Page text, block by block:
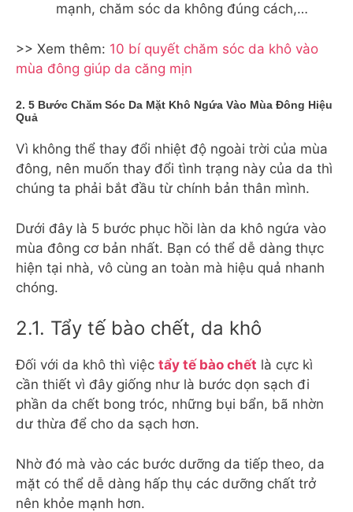
mạnh, chăm sóc da không đúng cách,…
>> Xem thêm: 10 bí quyết chăm sóc da khô vào
mùa đông giúp da căng mịn
2. 5 Bước Chăm Sóc Da Mặt Khô Ngứa Vào Mùa Đông Hiệu
Quả
Vì không thể thay đổi nhiệt độ ngoài trời của mùa
đông, nên muốn thay đổi tình trạng này của da thì
chúng ta phải bắt đầu từ chính bản thân mình.
Dưới đây là 5 bước phục hồi làn da khô ngứa vào
mùa đông cơ bản nhất. Bạn có thể dễ dàng thực
hiện tại nhà, vô cùng an toàn mà hiệu quả nhanh
chóng.
2.1. Tẩy tế bào chết, da khô
Đối với da khô thì việc tẩy tế bào chết là cực kì
cần thiết vì đây giống như là bước dọn sạch đi
phần da chết bong tróc, những bụi bẩn, bã nhờn
dư thừa để cho da sạch hơn.
Nhờ đó mà vào các bước dưỡng da tiếp theo, da
mặt có thể dễ dàng hấp thụ các dưỡng chất trở
nên khỏe mạnh hơn.